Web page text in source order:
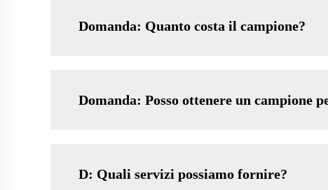
Domanda: Quanto costa il campione?
Domanda: Posso ottenere un campione
D: Quali servizi possiamo fornire?